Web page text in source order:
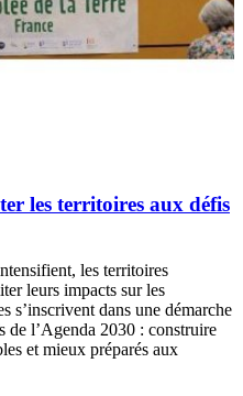
les territoires aux défis
les territoires
leurs impacts sur les
s’inscrivent dans une démarche
de l’Agenda 2030 : construire
et mieux préparés aux